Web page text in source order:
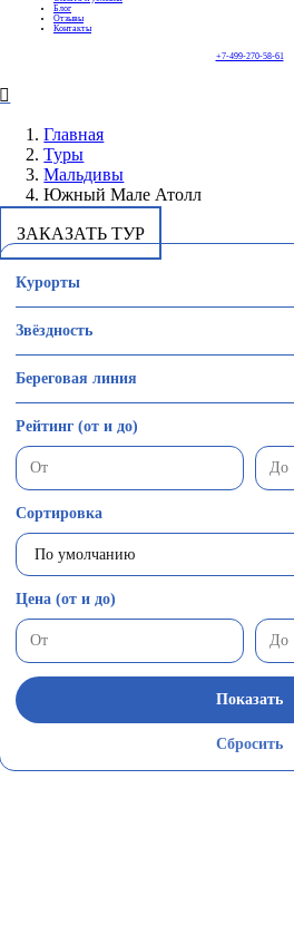
Блог
Отзывы
Контакты
+7-499-270-58-61
Главная
Туры
Мальдивы
Южный Мале Атолл
ЗАКАЗАТЬ ТУР
Курорты
Звёздность
Береговая линия
Рейтинг (от и до)
Сортировка
Цена (от и до)
Показать
Сбросить